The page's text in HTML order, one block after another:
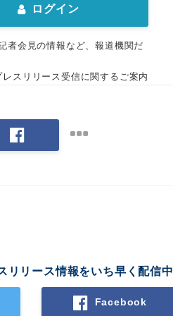
ログイン
者会見の情報など、報道機関だ
レスリリース受信に関するご案内
リリース情報をいち早く配信中
Facebook